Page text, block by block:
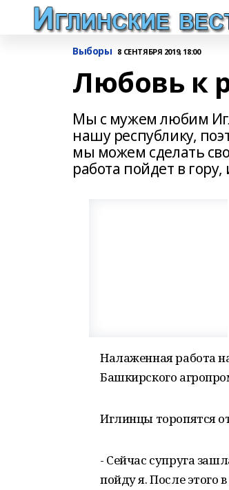
Выборы 8 СЕНТЯБРЯ 2019, 18:00
Любовь к
Мы с мужем любим
нашу республику,
мы можем сделать
работа пойдет в гору,
Налаженная работа
Башкирского
Иглинцы торопятся
- Сейчас супруга
пойду я. После этого